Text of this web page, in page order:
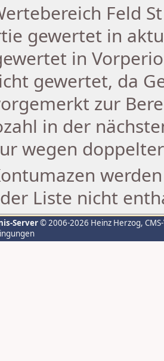
Feld
gewertet in
in
gewertet, da
zur
in der
wegen
Liste nicht
Server© 2006-2026 Heinz Herzog,